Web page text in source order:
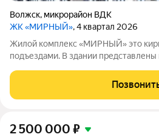
Волжск, микрорайон ВДК
ЖК «МИРНЫЙ», 4 квартал 2026
Жилой комплекс «МИРНЫЙ» это кирпичный дом с двумя
подъездами. В здании
составляет 2,7метра, отопление централизованное. На
территории обустроят площадки для
2 500 000 ₽